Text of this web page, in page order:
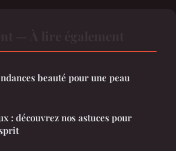
beauté pour une peau
: découvrez nos astuces pour